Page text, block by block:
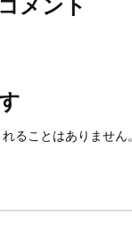
ることはありません。